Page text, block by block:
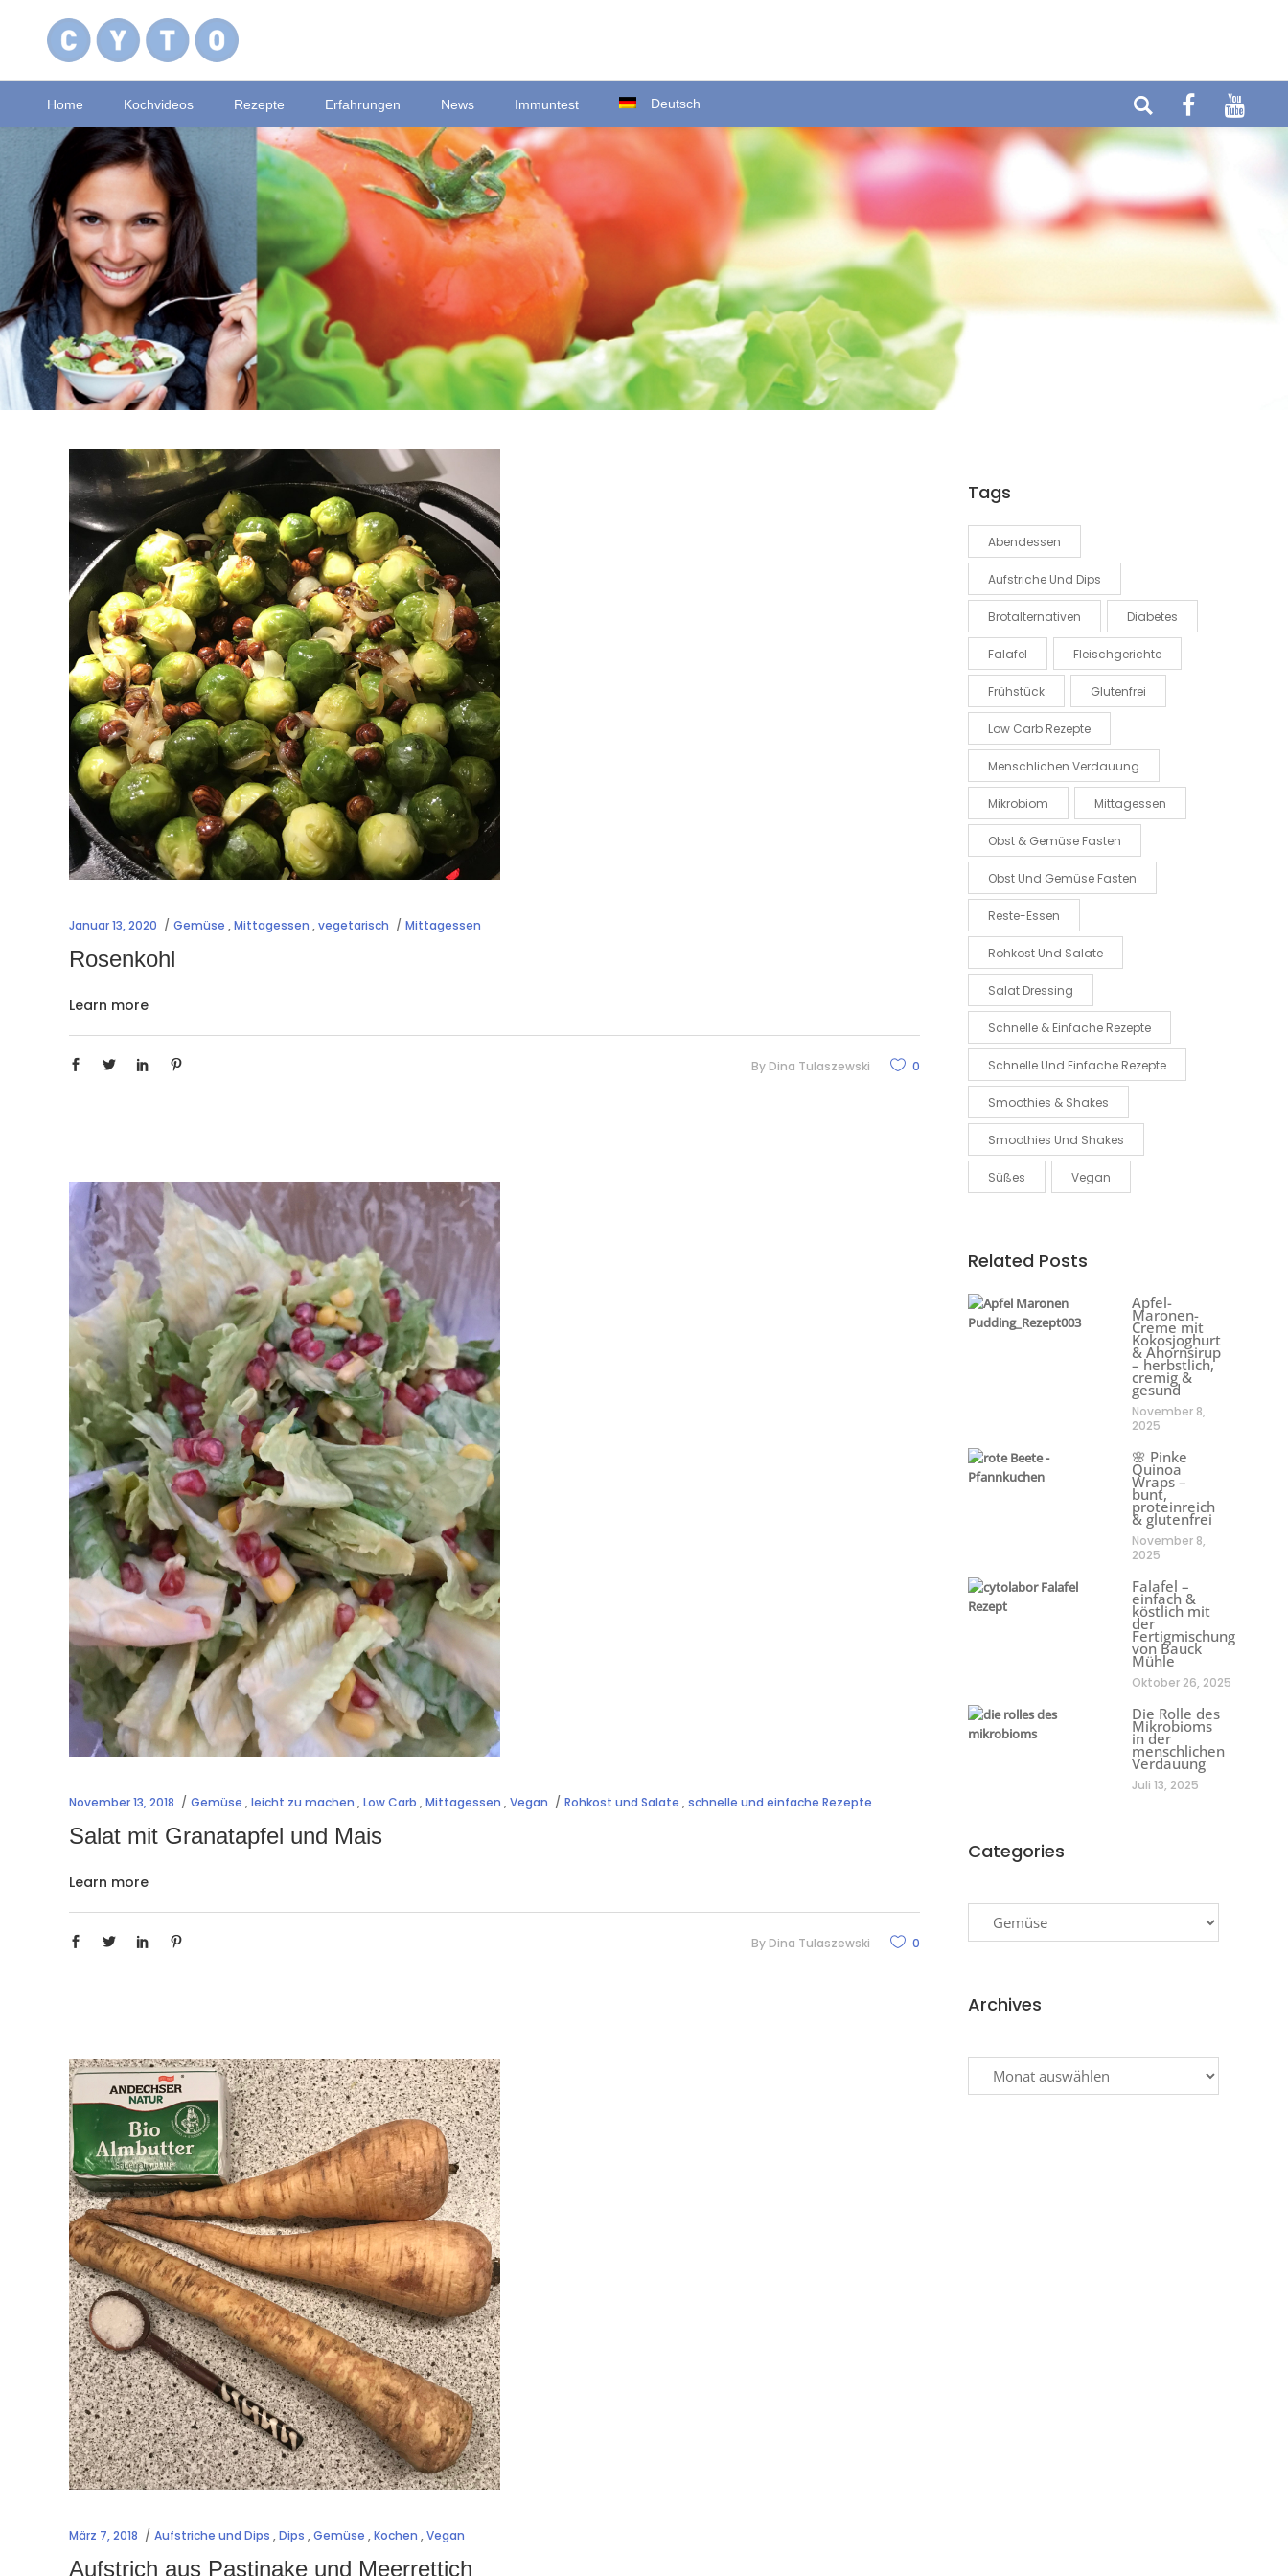
Ortsstraße 22
D-35423 Lich/Ober-Bessingen Fax: +49 (0) 6404-90458
E-mail:
info@cytolabor.de
Home Kochvideos Rezepte Erfahrungen News Immuntest Deutsch
Januar 13, 2020 Gemüse ,Mittagessen ,vegetarisch Mittagessen
Rosenkohl
Learn more
By Dina Tulaszewski 0
November 13, 2018 Gemüse ,leicht zu machen ,Low Carb ,Mittagessen ,Vegan Rohkost und Salate ,schnelle und einfache Rezepte
Salat mit Granatapfel und Mais
Learn more
By Dina Tulaszewski 0
März 7, 2018 Aufstriche und Dips ,Dips ,Gemüse ,Kochen ,Vegan
Aufstrich aus Pastinake und Meerrettich
Tags
Abendessen
Aufstriche Und Dips
Brotalternativen Diabetes
Falafel Fleischgerichte
Frühstück Glutenfrei
Low Carb Rezepte
Menschlichen Verdauung
Mikrobiom Mittagessen
Obst & Gemüse Fasten
Obst Und Gemüse Fasten
Reste-Essen
Rohkost Und Salate
Salat Dressing
Schnelle & Einfache Rezepte
Schnelle Und Einfache Rezepte
Smoothies & Shakes
Smoothies Und Shakes
Süßes Vegan
Related Posts
Apfel-
Maronen-
Creme mit
Kokosjoghurt
& Ahornsirup
– herbstlich,
cremig &
gesund
November 8,
2025
🌸 Pinke
Quinoa
Wraps –
bunt,
proteinreich
& glutenfrei
November 8,
2025
Falafel –
einfach &
köstlich mit
der
Fertigmischung
von Bauck
Mühle
Oktober 26, 2025
Die Rolle des
Mikrobioms
in der
menschlichen
Verdauung
Juli 13, 2025
Categories
Archives